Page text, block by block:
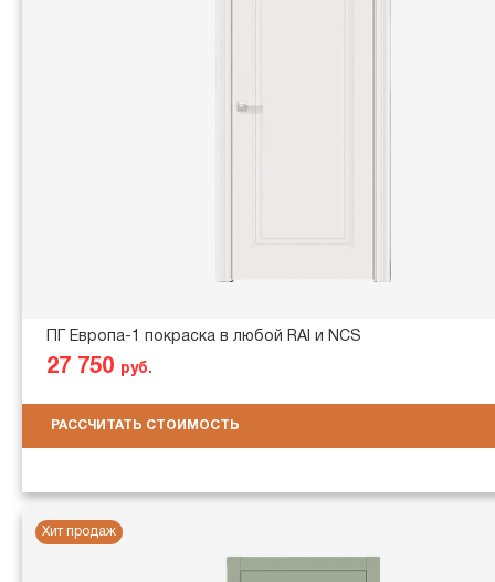
ПГ Европа-1 покраска в любой RAl и NCS
27 750 руб.
РАССЧИТАТЬ СТОИМОСТЬ
Хит продаж